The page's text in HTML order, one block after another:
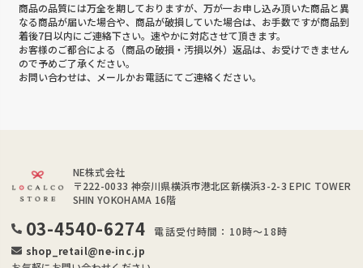
商品の品質には万全を期しておりますが、万が一お申し込み頂いた商品と異
なる商品が届いた場合や、商品が破損していた場合は、お手数ですが商品到
着後7日以内にご連絡下さい。速やかに対応させて頂きます。
お客様のご都合による（商品の破損・汚損以外）返品は、お受けできません
ので予めご了承ください。
お問い合わせは、メールかお電話にてご連絡ください。
NE株式会社
〒222-0033 神奈川県横浜市港北区新横浜3-2-3 EPIC TOWER
SHIN YOKOHAMA 16階
03-4540-6274
電話受付時間：10時～18時
shop_retail@ne-inc.jp